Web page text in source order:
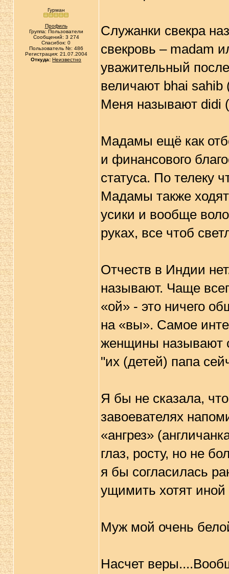
Гурман
Профиль
Группа: Пользователи
Сообщений: 3 274
Спасибок: 0
Пользователь №: 486
Регистрация: 21.07.2004
Откуда: Неизвестно
Служанки свекра
свекровь – madam
уважительный
величают bhai sahib
Меня называют didi
Мадамы ещё как
и финансового
статуса. По телеку
Мадамы также
усики и вообще
руках, все чтоб
Отчеств в Индии
называют. Чаще
«ой» - это ничего
на «вы». Самое
женщины называют
"их (детей) папа
Я бы не сказала,
завоевателях
«ангрез»
глаз, росту, но не
я бы согласилась
ущимить хотят иной
Муж мой очень
Насчет